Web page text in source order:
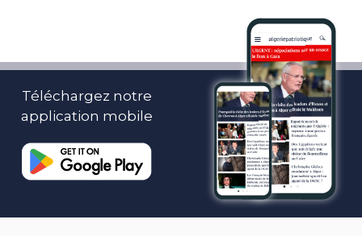
Téléchargez notre
application mobile